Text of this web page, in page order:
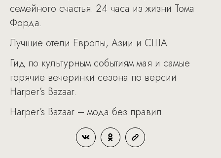
семейного счастья. 24 часа из жизни Тома
Форда.
Лучшие отели Европы, Азии и США.
Гид по культурным событиям мая и самые
горячие вечеринки сезона по версии
Harper’s Bazaar.
Harper’s Bazaar – мода без правил.